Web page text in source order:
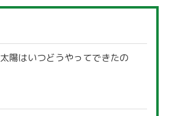
太陽はいつどうやってできたの